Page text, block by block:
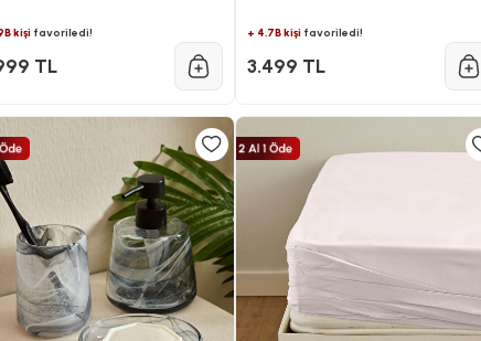
kişifavoriledi!
TL
+ 4.7B kişifavoriledi!
3.499 TL